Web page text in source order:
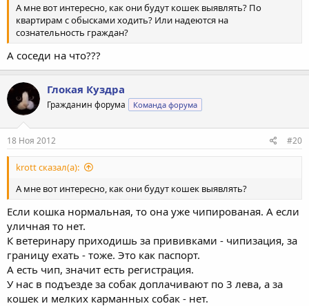
А мне вот интересно, как они будут кошек выявлять? По
квартирам с обысками ходить? Или надеются на
сознательность граждан?
А соседи на что???
Глокая Куздра
Гражданин форума Команда форума
18 Ноя 2012 #20
krott сказал(а):
А мне вот интересно, как они будут кошек выявлять?
Если кошка нормальная, то она уже чипированая. А если
уличная то нет.
К ветеринару приходишь за прививками - чипизация, за
границу ехать - тоже. Это как паспорт.
А есть чип, значит есть регистрация.
У нас в подъезде за собак доплачивают по 3 лева, а за
кошек и мелких карманных собак - нет.